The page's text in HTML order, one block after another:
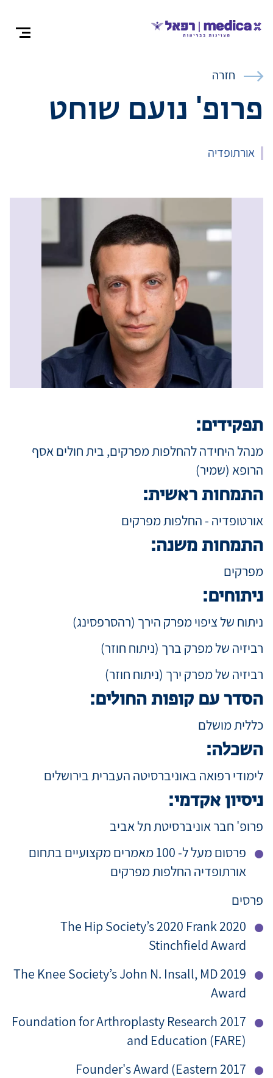
צרו
רופאים
מגזין
חזרה
פרופ' נועם שוחט
אורתופדיה
תפקידים:
מנהל היחידה להחלפות מפרקים, בית חולים אסף
הרופא (שמיר)
התמחות ראשית:
אורטופדיה - החלפות מפרקים
התמחות משנה:
מפרקים
ניתוחים:
ניתוח של ציפוי מפרק הירך (רהסרפסינג)
רביזיה של מפרק ברך (ניתוח חוזר)
רביזיה של מפרק ירך (ניתוח חוזר)
הסדר עם קופות החולים:
כללית מושלם
השכלה:
לימודי רפואה באוניברסיטה העברית בירושלים
ניסיון אקדמי:
פרופ' חבר אוניברסיטת תל אביב
פרסום מעל ל- 100 מאמרים מקצועיים בתחום
אורתופדיה החלפות מפרקים
פרסים
2020 The Hip Society’s 2020 Frank
Stinchfield Award
2019 The Knee Society’s John N. Insall, MD
Award
2017 Foundation for Arthroplasty Research
and Education (FARE)
2017 Founder's Award (Eastern